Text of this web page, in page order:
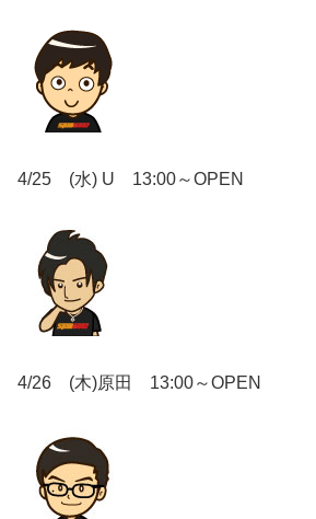
4/25 (水) U 13:00～OPEN
4/26 (木)原田 13:00～OPEN